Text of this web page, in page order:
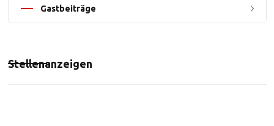
Gastbeiträge
Stellenanzeigen